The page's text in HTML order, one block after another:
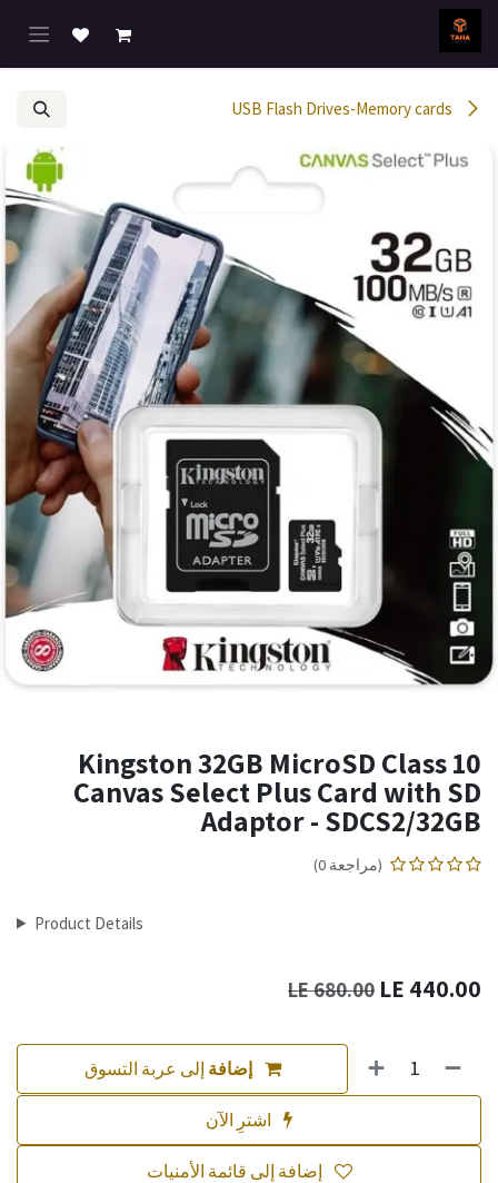
تخطي للذهاب إلى المحتوى
Kingston 32GB MicroSD Class 10
Canvas Select Plus Card with SD
Adaptor - SDCS2/32GB
(مراجعة 0)
Product Details
440.00
680.00
LE
إضافة إلى عربة التسوق
إضافة إلى قائمة الأمنيات